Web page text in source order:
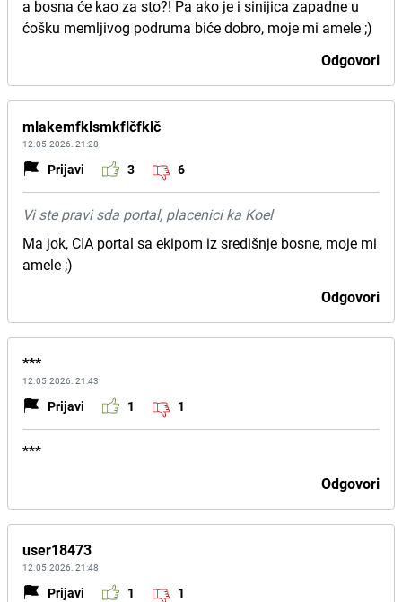
a bosna će kao za sto?! Pa ako je i sinijica zapadne u
ćošku memljivog podruma biće dobro, moje mi amele ;)
Odgovori
mlakemfklsmkflčfklč
12.05.2026. 21:28
Prijavi 3 6
Vi ste pravi sda portal, placenici ka Koel
Ma jok, CIA portal sa ekipom iz središnje bosne, moje mi
amele ;)
Odgovori
***
12.05.2026. 21:43
Prijavi 1 1
***
Odgovori
user18473
12.05.2026. 21:48
Prijavi 1 1